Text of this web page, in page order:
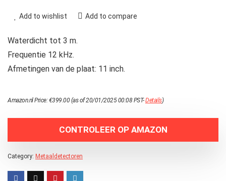
Add to wishlist Add to compare
Waterdicht tot 3 m.
Frequentie 12 kHz.
Afmetingen van de plaat: 11 inch.
Amazon.nl Price:€399.00(as of 20/01/2025 00:08 PST-Details)
CONTROLEER OP AMAZON
Category: Metaaldetectoren